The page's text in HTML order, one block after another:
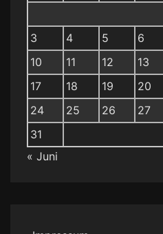
3
4 5 6
10
11 12 13
17
18 19 20
24
25 26 27
31
« Juni